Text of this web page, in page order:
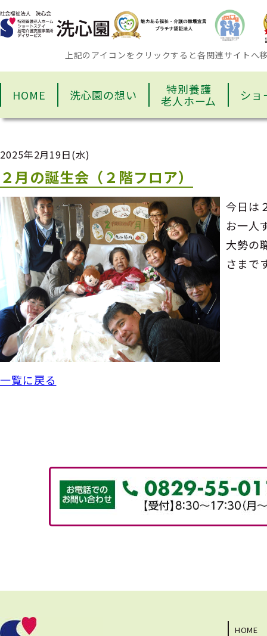
上記のアイコンをクリックすると各関連サイトへ
HOME 洗心園の想い 特別養護
老人ホーム ショ
2025年2月19日(水)
２月の誕生会（２階フロア）
今日は
お一人
大勢の
さまで
一覧に戻る
HOME